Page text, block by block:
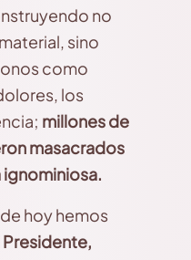
no
sino
como
los
millones de
masacrados
hoy hemos
Presidente,